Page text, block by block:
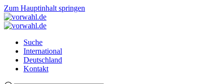
Zum Hauptinhalt springen
Suche
International
Deutschland
Kontakt